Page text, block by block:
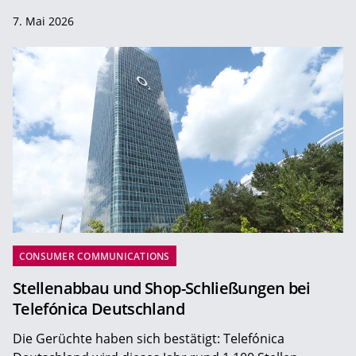
7. Mai 2026
CONSUMER COMMUNICATIONS
Stellenabbau und Shop-Schließungen bei
Telefónica Deutschland
Die Gerüchte haben sich bestätigt: Telefónica